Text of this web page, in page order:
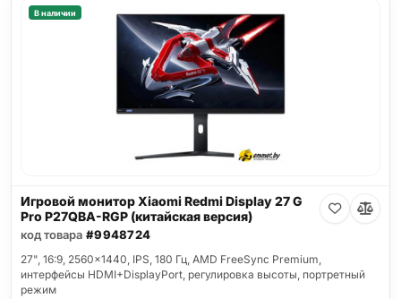
В наличии
Игровой монитор Xiaomi Redmi Display 27 G
Pro P27QBA-RGP (китайская версия)
код товара #9948724
27", 16:9, 2560x1440, IPS, 180 Гц, AMD FreeSync Premium,
интерфейсы HDMI+DisplayPort, регулировка высоты, портретный
режим